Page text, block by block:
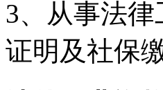
3、从事法
证明及社保